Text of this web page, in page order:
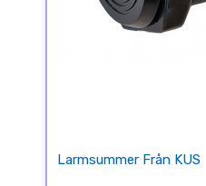
Larmsummer Från KUS